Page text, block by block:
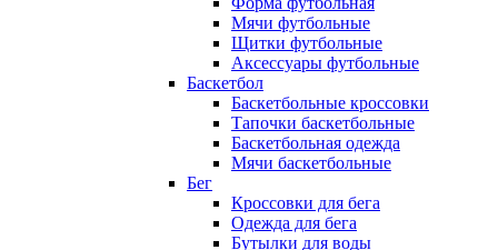
Мячи футбольные
Щитки футбольные
Аксессуары футбольные
Баскетбол
Баскетбольные кроссовки
Тапочки баскетбольные
Баскетбольная одежда
Мячи баскетбольные
Бег
Кроссовки для бега
Одежда для бега
Бутылки для воды